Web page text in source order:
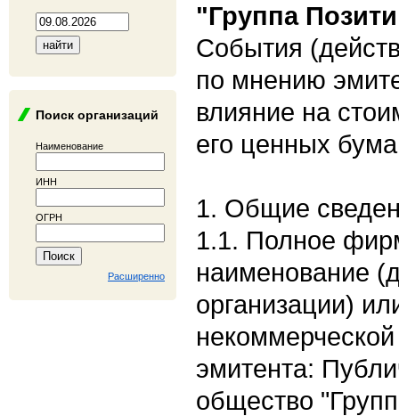
Поиск организаций
Наименование
ИНН
ОГРН
Расширенно
"Группа
События
по мнению
влияние на
его ценных
1. Общие
1.1. Полное
наименование
организации)
эмитента:
общество